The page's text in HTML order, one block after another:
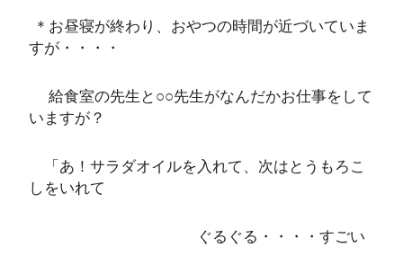
＊お昼寝が終わり、おやつの時間が近づいていま
すが・・・・
給食室の先生と○○先生がなんだかお仕事をして
いますが？
「あ！サラダオイルを入れて、次はとうもろこ
しをいれて
ぐるぐる・・・・すごい